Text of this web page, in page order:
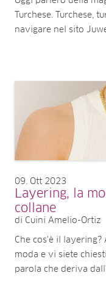
Turchese. Turchese,
navigare nel sito
09 Ott 2023
Layering, la
collane
di Cuini Amelio-Ortiz
Che cos'è il
moda e vi siete
parola che deriva